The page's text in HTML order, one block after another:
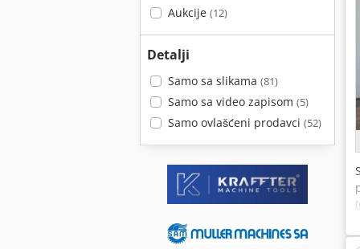
Aukcije (12)
Detalji
Samo sa slikama (81)
Samo sa video zapisom (5)
Samo ovlašćeni prodavci (52)